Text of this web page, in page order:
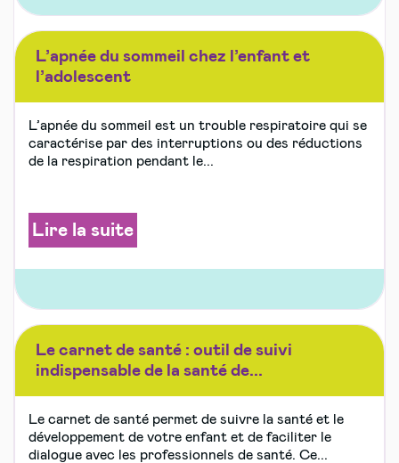
L’apnée du sommeil chez l’enfant et
l’adolescent
L’apnée du sommeil est un trouble respiratoire qui se
caractérise par des interruptions ou des réductions
de la respiration pendant le...
Lire la suite
Le carnet de santé : outil de suivi
indispensable de la santé de...
Le carnet de santé permet de suivre la santé et le
développement de votre enfant et de faciliter le
dialogue avec les professionnels de santé. Ce...